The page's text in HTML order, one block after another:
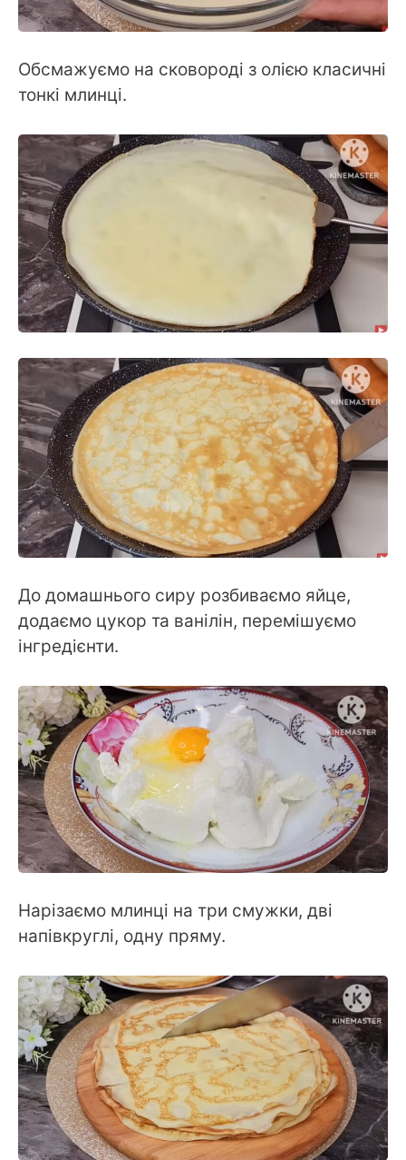
Обсмажуємо на сковороді з олією класичні
тонкі млинці.
До домашнього сиру розбиваємо яйце,
додаємо цукор та ванілін, перемішуємо
інгредієнти.
Нарізаємо млинці на три смужки, дві
напівкруглі, одну пряму.